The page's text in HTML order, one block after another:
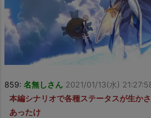
859: 名無しさん 2021/01/13(水)
本編シナリオで各種ステータスが生か
あったけ